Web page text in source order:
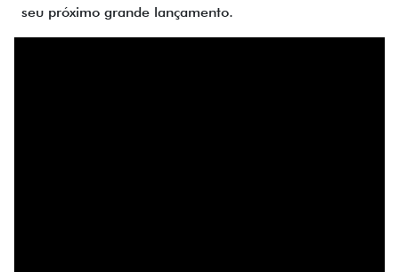
seu próximo grande lançamento.